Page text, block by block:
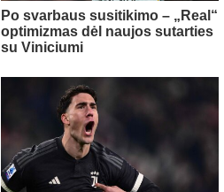
Po svarbaus susitikimo – „Real“
optimizmas dėl naujos sutarties
su Viniciumi